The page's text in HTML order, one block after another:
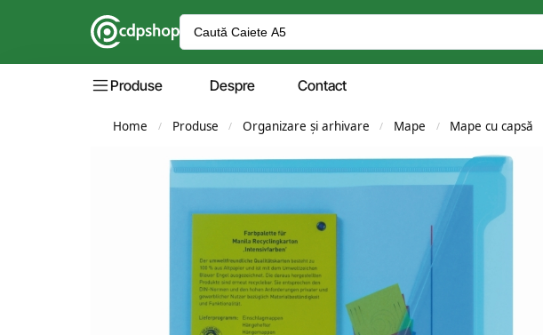
Produse Despre Contact
Home / Produse / Organizare și arhivare / Mape / Mape cu capsă